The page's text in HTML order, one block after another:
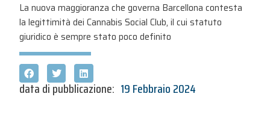
La nuova maggioranza che governa Barcellona contesta
la legittimità dei Cannabis Social Club, il cui statuto
giuridico è sempre stato poco definito
data di pubblicazione: 19 Febbraio 2024